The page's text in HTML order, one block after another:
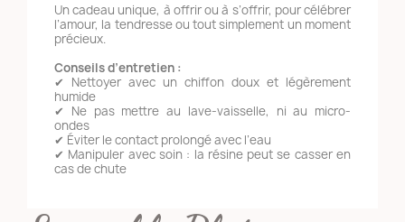
Un cadeau unique, à offrir ou à s’offrir, pour célébrer
l’amour, la tendresse ou tout simplement un moment
précieux.
Conseils d’entretien :
✔ Nettoyer avec un chiffon doux et légèrement
humide
✔ Ne pas mettre au lave-vaisselle, ni au micro-
ondes
✔ Éviter le contact prolongé avec l’eau
✔ Manipuler avec soin : la résine peut se casser en
cas de chute